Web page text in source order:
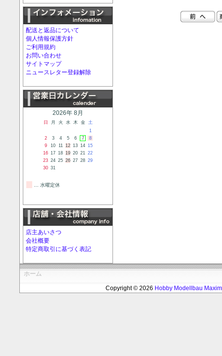
配送と返品について
個人情報保護方針
ご利用規約
お問い合わせ
サイトマップ
ニュースレター登録解除
2026年 8月
日 月 火 水 木 金
土
1
2
3 4 5 6 7
8
9
10 11 12 13 14 15
16 17 18 19 20 21 22
23 24 25 26 27 28 29
30 31
… 水曜定休
店主あいさつ
会社概要
特定商取引に基づく表記
ホーム
Copyright © 2026 Hobby Modellbau